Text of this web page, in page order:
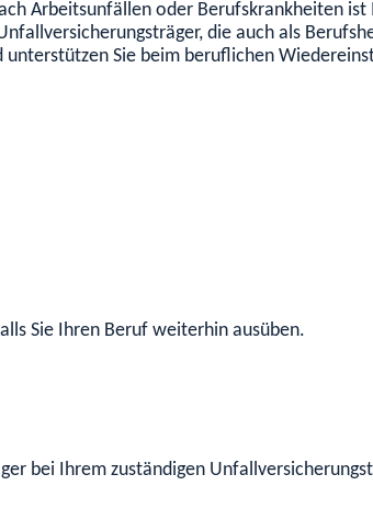
Arbeitsunfällen oder Berufskrankheiten ist
die auch als
Sie beim beruflichen
Sie Ihren Beruf weiterhin ausüben.
bei Ihrem zuständigen